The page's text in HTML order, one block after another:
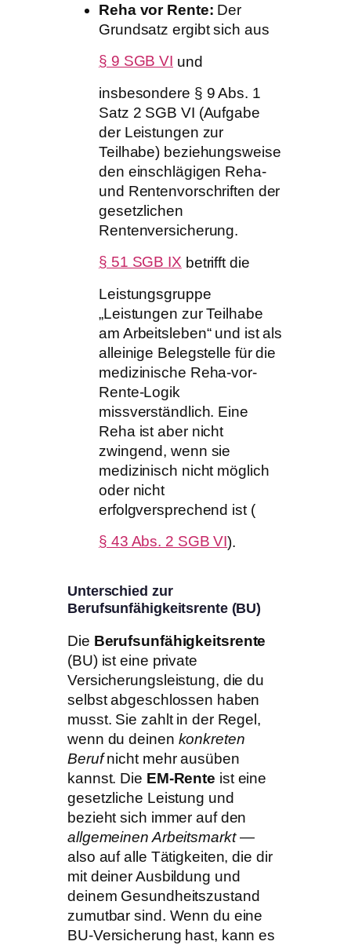
Reha vor Rente: Der
Grundsatz ergibt sich aus
§ 9 SGB VI und
insbesondere § 9 Abs. 1
Satz 2 SGB VI (Aufgabe
der Leistungen zur
Teilhabe) beziehungsweise
den einschlägigen Reha-
und Rentenvorschriften der
gesetzlichen
Rentenversicherung.
§ 51 SGB IX betrifft die
Leistungsgruppe
„Leistungen zur Teilhabe
am Arbeitsleben“ und ist als
alleinige Belegstelle für die
medizinische Reha-vor-
Rente-Logik
missverständlich. Eine
Reha ist aber nicht
zwingend, wenn sie
medizinisch nicht möglich
oder nicht
erfolgversprechend ist (
§ 43 Abs. 2 SGB VI).
Unterschied zur
Berufsunfähigkeitsrente (BU)
Die Berufsunfähigkeitsrente
(BU) ist eine private
Versicherungsleistung, die du
selbst abgeschlossen haben
musst. Sie zahlt in der Regel,
wenn du deinen konkreten
Berufnicht mehr ausüben
kannst. Die EM-Rente ist eine
gesetzliche Leistung und
bezieht sich immer auf den
allgemeinen Arbeitsmarkt—
also auf alle Tätigkeiten, die dir
mit deiner Ausbildung und
deinem Gesundheitszustand
zumutbar sind. Wenn du eine
BU-Versicherung hast, kann es